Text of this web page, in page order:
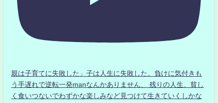
親は子育てに失敗した」子は人生に失敗した。負けに気付きも
う手遅れで逆転一発manなんかありません、 残りの人生、貧し
く食いつないでわずかな楽しみなど見つけて生きていくしかな